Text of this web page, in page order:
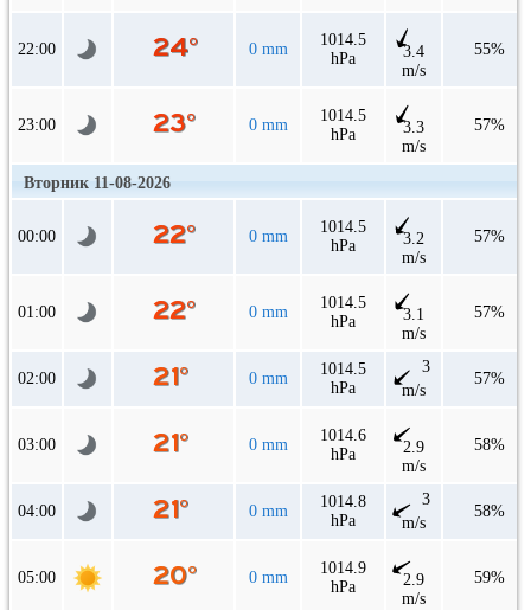
22:00 0 mm
1014.5
hPa
3.4
m/s
55%
23:00 0 mm
1014.5
hPa
3.3
m/s
57%
Вторник 11-08-2026
00:00 0 mm
1014.5
hPa
3.2
m/s
57%
01:00 0 mm
1014.5
hPa
3.1
m/s
57%
02:00 0 mm
1014.5
hPa
3
m/s
57%
03:00 0 mm
1014.6
hPa
2.9
m/s
58%
04:00 0 mm
1014.8
hPa
3
m/s
58%
05:00 0 mm
1014.9
hPa
2.9
m/s
59%